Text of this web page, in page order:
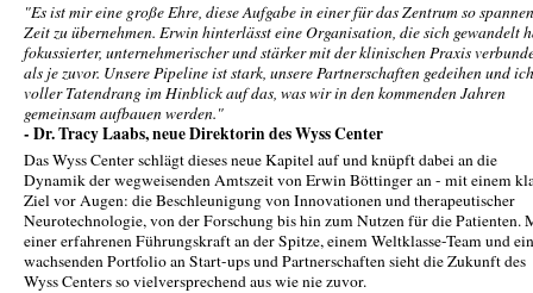
"Es ist mir eine große Ehre, diese Aufgabe in einer für das Zentrum so
Zeit zu übernehmen. Erwin hinterlässt eine Organisation, die sich gewandelt
fokussierter, unternehmerischer und stärker mit der klinischen Praxis
als je zuvor. Unsere Pipeline ist stark, unsere Partnerschaften gedeihen und
voller Tatendrang im Hinblick auf das, was wir in den kommenden Jahren
gemeinsam aufbauen werden."
- Dr. Tracy Laabs, neue Direktorin des Wyss Center
Das Wyss Center schlägt dieses neue Kapitel auf und knüpft dabei an die
Dynamik der wegweisenden Amtszeit von Erwin Böttinger an - mit einem
Ziel vor Augen: die Beschleunigung von Innovationen und therapeutischer
Neurotechnologie, von der Forschung bis hin zum Nutzen für die Patienten.
einer erfahrenen Führungskraft an der Spitze, einem Weltklasse-Team und
wachsenden Portfolio an Start-ups und Partnerschaften sieht die Zukunft des
Wyss Centers so vielversprechend aus wie nie zuvor.